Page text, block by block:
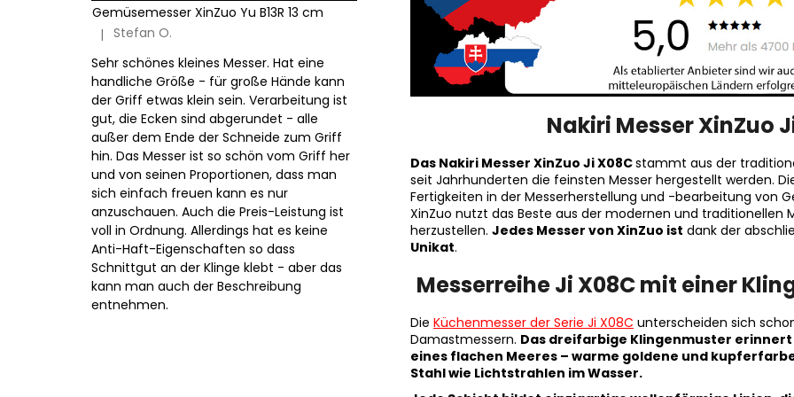
Gemüsemesser XinZuo Yu B13R 13 cm
Die Produktbewertung beträgt 5 von 5 Sternen.
| Stefan O.
Sehr schönes kleines Messer. Hat eine
handliche Größe - für große Hände kann
der Griff etwas klein sein. Verarbeitung ist
gut, die Ecken sind abgerundet - alle
außer dem Ende der Schneide zum Griff
hin. Das Messer ist so schön vom Griff her
und von seinen Proportionen, dass man
sich einfach freuen kann es nur
anzuschauen. Auch die Preis-Leistung ist
voll in Ordnung. Allerdings hat es keine
Anti-Haft-Eigenschaften so dass
Schnittgut an der Klinge klebt - aber das
kann man auch der Beschreibung
entnehmen.
Nakiri Messer XinZuo
Das Nakiri Messer XinZuo Ji X08Cstammt aus der
seit Jahrhunderten die feinsten Messer hergestellt werden.
Fertigkeiten in der Messerherstellung und -bearbeitung von
XinZuo nutzt das Beste aus der modernen und traditionellen
herzustellen. Jedes Messer von XinZuo ist dank der
Unikat.
Messerreihe Ji X08C mit einer
Die Küchenmesser der Serie Ji X08C unterscheiden sich
Damastmessern. Das dreifarbige Klingenmuster
eines flachen Meeres – warme goldene und
Stahl wie Lichtstrahlen im Wasser.